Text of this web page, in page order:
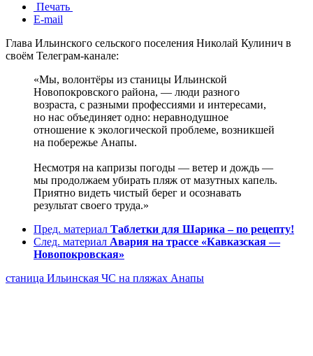
Печать
E-mail
Глава Ильинского сельского поселения Николай Кулинич в
своём Телеграм-канале:
«Мы, волонтёры из станицы Ильинской
Новопокровского района, — люди разного
возраста, с разными профессиями и интересами,
но нас объединяет одно: неравнодушное
отношение к экологической проблеме, возникшей
на побережье Анапы.
Несмотря на капризы погоды — ветер и дождь —
мы продолжаем убирать пляж от мазутных капель.
Приятно видеть чистый берег и осознавать
результат своего труда.»
Пред. материал Таблетки для Шарика – по рецепту!
След. материал Авария на трассе «Кавказская —
Новопокровская»
станица Ильинская ЧС на пляжах Анапы